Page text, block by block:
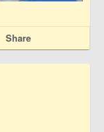
Share